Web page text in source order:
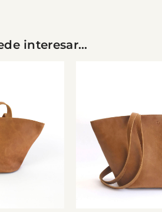
interesar...